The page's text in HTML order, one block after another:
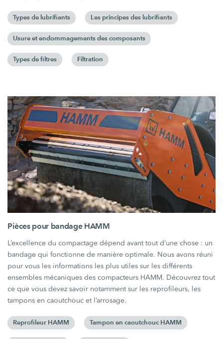
Types de lubrifiants Les principes des lubrifiants
Usure et endommagements des composants
Types de filtres Filtration
Pièces pour bandage HAMM
L’excellence du compactage dépend avant tout d’une chose : un
bandage qui fonctionne de manière optimale. Nous avons réuni
pour vous les informations les plus utiles sur les différents
ensembles mécaniques des compacteurs HAMM. Découvrez tout
ce que vous devez savoir notamment sur les reprofileurs, les
tampons en caoutchouc et l’arrosage.
Reprofileur HAMM Tampon en caoutchouc HAMM